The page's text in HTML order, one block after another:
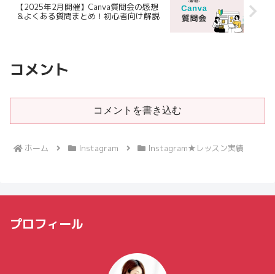
【2025年2月開催】Canva質問会の感想
＆よくある質問まとめ！初心者向け解説
コメント
コメントを書き込む
ホーム Instagram Instagram★レッスン実績
プロフィール